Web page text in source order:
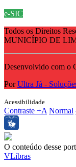
e-SIC
Todos os Direitos
MUNICÍPIO DE
Desenvolvido com o
PorUltra Já -
Acessibilidade
Contraste +A Normal
O conteúdo desse
VLibras